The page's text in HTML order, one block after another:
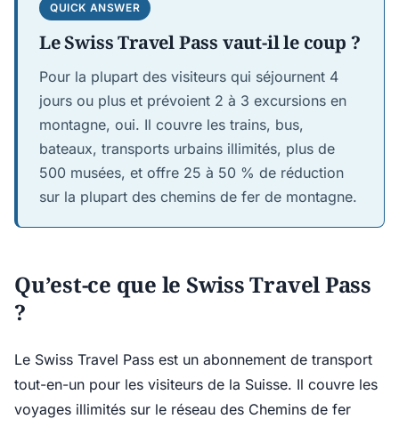
QUICK ANSWER
Le Swiss Travel Pass vaut-il le coup ?
Pour la plupart des visiteurs qui séjournent 4
jours ou plus et prévoient 2 à 3 excursions en
montagne, oui. Il couvre les trains, bus,
bateaux, transports urbains illimités, plus de
500 musées, et offre 25 à 50 % de réduction
sur la plupart des chemins de fer de montagne.
Qu’est-ce que le Swiss Travel Pass
?
Le Swiss Travel Pass est un abonnement de transport
tout-en-un pour les visiteurs de la Suisse. Il couvre les
voyages illimités sur le réseau des Chemins de fer